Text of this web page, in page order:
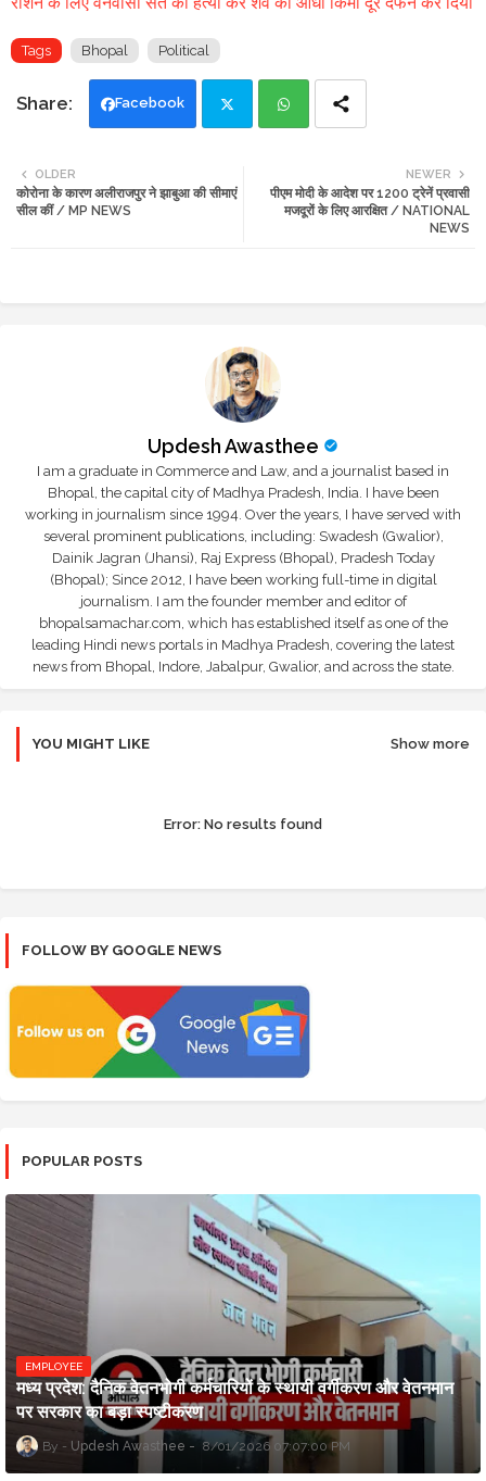
Tags Bhopal Political
Facebook
tte ats
NEWER
पीएम मोदी के आदेश पर 1200 ट्रेनें प्रवासी
मजदूरों के लिए आरक्षित / NATIONAL
NEWS
OLDER
कोरोना के कारण अलीराजपुर ने झाबुआ की सीमाएं
सील कीं / MP NEWS
Updesh Awasthee
I am a graduate in Commerce and Law, and a journalist based in
Bhopal, the capital city of Madhya Pradesh, India. I have been
working in journalism since 1994. Over the years, I have served with
several prominent publications, including: Swadesh (Gwalior),
Dainik Jagran (Jhansi), Raj Express (Bhopal), Pradesh Today
(Bhopal); Since 2012, I have been working full-time in digital
journalism. I am the founder member and editor of
bhopalsamachar.com, which has established itself as one of the
leading Hindi news portals in Madhya Pradesh, covering the latest
news from Bhopal, Indore, Jabalpur, Gwalior, and across the state.
YOU MIGHT LIKE Show more
Error: No results found
FOLLOW BY GOOGLE NEWS
POPULAR POSTS
EMPLOYEE
मध्य प्रदेश: दैनिक वेतनभोगी कर्मचारियों के स्थायी वर्गीकरण और वेतनमान
पर सरकार का बड़ा स्पष्टीकरण
Updesh Awasthee 8/01/2026 07:07:00 PM